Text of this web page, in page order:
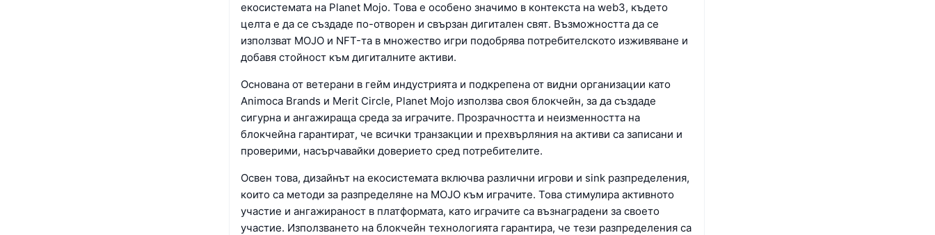
екосистемата на Planet Mojo. Това е особено значимо в контекста на web3, където
целта е да се създаде по-отворен и свързан дигитален свят. Възможността да се
използват MOJO и NFT-та в множество игри подобрява потребителското изживяване и
добавя стойност към дигиталните активи.
Основана от ветерани в гейм индустрията и подкрепена от видни организации като
Animoca Brands и Merit Circle, Planet Mojo използва своя блокчейн, за да създаде
сигурна и ангажираща среда за играчите. Прозрачността и неизменността на
блокчейна гарантират, че всички транзакции и прехвърляния на активи са записани и
проверими, насърчавайки доверието сред потребителите.
Освен това, дизайнът на екосистемата включва различни игрови и sink разпределения,
които са методи за разпределяне на MOJO към играчите. Това стимулира активното
участие и ангажираност в платформата, като играчите са възнаградени за своето
участие. Използването на блокчейн технологията гарантира, че тези разпределения са